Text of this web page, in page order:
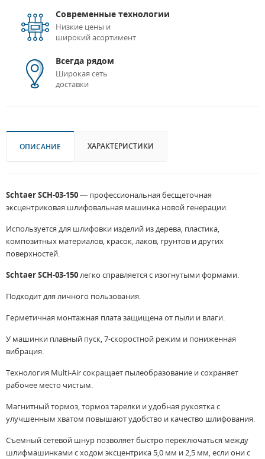
Современные технологии
Низкие цены и
широкий асортимент
Всегда рядом
Широкая сеть
доставки
ОПИСАНИЕ ХАРАКТЕРИСТИКИ
Schtaer SCH-03-150— профессиональная бесщеточная
эксцентриковая шлифовальная машинка новой генерации.
Используется для шлифовки изделий из дерева, пластика,
композитных материалов, красок, лаков, грунтов и других
поверхностей.
Schtaer SCH-03-150легко справляется с изогнутыми формами.
Подходит для личного пользования.
Герметичная монтажная плата защищена от пыли и влаги.
У машинки плавный пуск, 7-скоростной режим и пониженная
вибрация.
Технология Multi-Air сокращает пылеобразование и сохраняет
рабочее место чистым.
Магнитный тормоз, тормоз тарелки и удобная рукоятка с
улучшенным хватом повышают удобство и качество шлифования.
Съемный сетевой шнур позволяет быстро переключаться между
шлифмашинками с ходом эксцентрика 5,0 мм и 2,5 мм, если они с